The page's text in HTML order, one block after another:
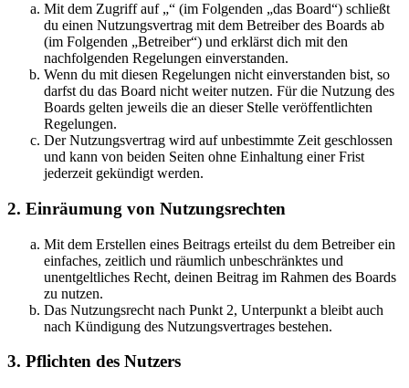
Mit dem Zugriff auf „“ (im Folgenden „das Board“) schließt
du einen Nutzungsvertrag mit dem Betreiber des Boards ab
(im Folgenden „Betreiber“) und erklärst dich mit den
nachfolgenden Regelungen einverstanden.
Wenn du mit diesen Regelungen nicht einverstanden bist, so
darfst du das Board nicht weiter nutzen. Für die Nutzung des
Boards gelten jeweils die an dieser Stelle veröffentlichten
Regelungen.
Der Nutzungsvertrag wird auf unbestimmte Zeit geschlossen
und kann von beiden Seiten ohne Einhaltung einer Frist
jederzeit gekündigt werden.
2. Einräumung von Nutzungsrechten
Mit dem Erstellen eines Beitrags erteilst du dem Betreiber ein
einfaches, zeitlich und räumlich unbeschränktes und
unentgeltliches Recht, deinen Beitrag im Rahmen des Boards
zu nutzen.
Das Nutzungsrecht nach Punkt 2, Unterpunkt a bleibt auch
nach Kündigung des Nutzungsvertrages bestehen.
3. Pflichten des Nutzers